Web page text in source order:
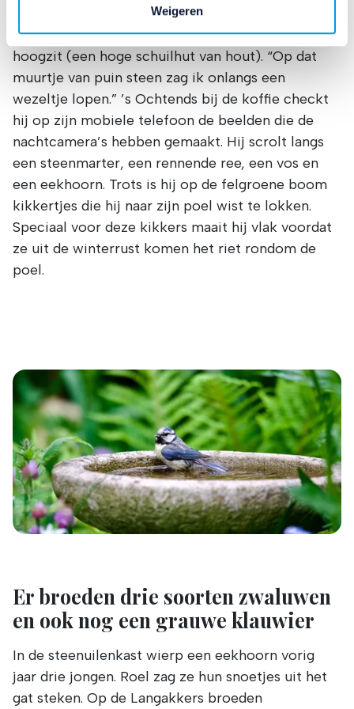
website en communicatie aan op uw voorkeuren. Ook
kunnen wij zo gerichte advertenties laten zien op basis
van uw recente internetgedrag. Ook delen we mogelijk
informatie over uw gebruik van onze site met onze
partners voor social media, adverteren en analyse. Deze
partners kunnen deze gegevens combineren met andere
informatie die u aan ze heeft verstrekt of die ze hebben
verzameld op basis van uw gebruik van hun services.
Verandert u later van gedachten? U kunt uw voorkeuren
aanpassen of uw toestemming intrekken door te klikken
op het blauwe icoontje linksonder.
Lees hierover meer in onsprivacybeleiden
cookiebeleid
.
Weigeren
andere dieren die hij op zijn terrein ziet. Dan gaat
hij op een van de luie stoelen zitten, of in de
hoogzit (een hoge schuilhut van hout). “Op dat
muurtje van puin steen zag ik onlangs een
wezeltje lopen.” ’s Ochtends bij de koffie checkt
hij op zijn mobiele telefoon de beelden die de
nachtcamera’s hebben gemaakt. Hij scrolt langs
een steenmarter, een rennende ree, een vos en
een eekhoorn. Trots is hij op de felgroene boom
kikkertjes die hij naar zijn poel wist te lokken.
Speciaal voor deze kikkers maait hij vlak voordat
ze uit de winterrust komen het riet rondom de
poel.
Er broeden drie soorten zwaluwen
en ook nog een grauwe klauwier
In de steenuilenkast wierp een eekhoorn vorig
jaar drie jongen. Roel zag ze hun snoetjes uit het
gat steken. Op de Langakkers broeden